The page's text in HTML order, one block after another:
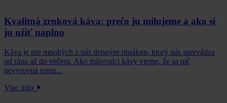
Kvalitná zrnková káva: prečo ju milujeme a ako si
ju užiť naplno
Káva je pre mnohých z nás denným rituálom, ktorý nás sprevádza
od rána až do večera. Ako milovníci kávy vieme, že sa nič
nevyrovná tomu...
Viac info